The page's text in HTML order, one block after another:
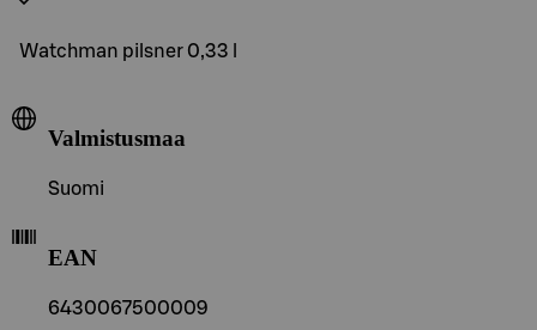
Watchman pilsner 0,33 l
Valmistusmaa
Suomi
EAN
6430067500009